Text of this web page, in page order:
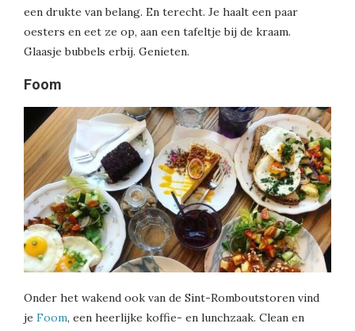
een drukte van belang. En terecht. Je haalt een paar
oesters en eet ze op, aan een tafeltje bij de kraam.
Glaasje bubbels erbij. Genieten.
Foom
Onder het wakend ook van de Sint-Romboutstoren vind
je Foom, een heerlijke koffie- en lunchzaak. Clean en